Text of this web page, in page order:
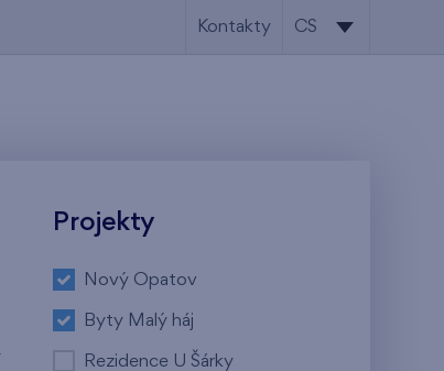
Kontakty CS
Projekty
Nový Opatov
Byty Malý háj
Rezidence U Šárky